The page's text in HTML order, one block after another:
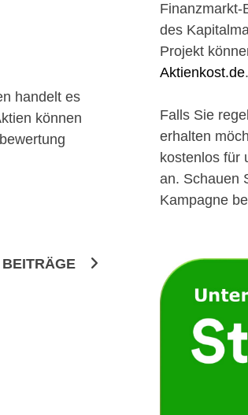
handelt es
können
Finanzmarkt-
des
Projekt
Aktienkost.de.
Falls Sie
erhalten
kostenlos für
an. Schauen
Kampagne